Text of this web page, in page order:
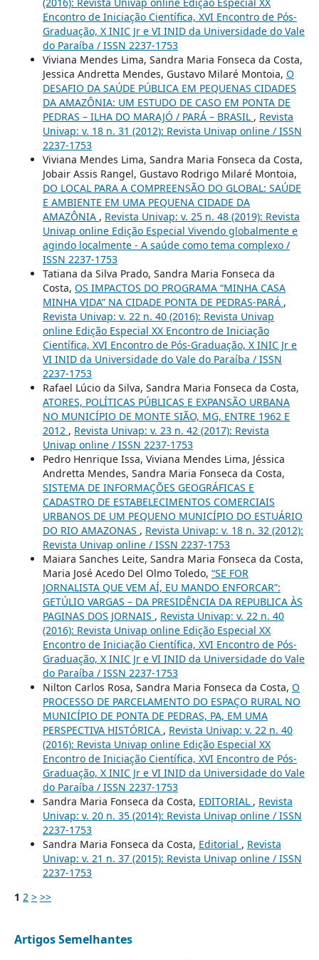
Encontro de Iniciação Científica, XVI Encontro de Pós-
Graduação, X INIC Jr e VI INID da Universidade do Vale
do Paraíba / ISSN 2237-1753
Viviana Mendes Lima, Sandra Maria Fonseca da Costa,
Jessica Andretta Mendes, Gustavo Milaré Montoia, O
DESAFIO DA SAÚDE PÚBLICA EM PEQUENAS CIDADES
DA AMAZÔNIA: UM ESTUDO DE CASO EM PONTA DE
PEDRAS – ILHA DO MARAJÓ / PARÁ – BRASIL , Revista
Univap: v. 18 n. 31 (2012): Revista Univap online / ISSN
2237-1753
Viviana Mendes Lima, Sandra Maria Fonseca da Costa,
Jobair Assis Rangel, Gustavo Rodrigo Milaré Montoia,
DO LOCAL PARA A COMPREENSÃO DO GLOBAL: SAÚDE
E AMBIENTE EM UMA PEQUENA CIDADE DA
AMAZÔNIA , Revista Univap: v. 25 n. 48 (2019): Revista
Univap online Edição Especial Vivendo globalmente e
agindo localmente - A saúde como tema complexo /
ISSN 2237-1753
Tatiana da Silva Prado, Sandra Maria Fonseca da
Costa, OS IMPACTOS DO PROGRAMA “MINHA CASA
MINHA VIDA” NA CIDADE PONTA DE PEDRAS-PARÁ ,
Revista Univap: v. 22 n. 40 (2016): Revista Univap
online Edição Especial XX Encontro de Iniciação
Científica, XVI Encontro de Pós-Graduação, X INIC Jr e
VI INID da Universidade do Vale do Paraíba / ISSN
2237-1753
Rafael Lúcio da Silva, Sandra Maria Fonseca da Costa,
ATORES, POLÍTICAS PÚBLICAS E EXPANSÃO URBANA
NO MUNICÍPIO DE MONTE SIÃO, MG, ENTRE 1962 E
2012 , Revista Univap: v. 23 n. 42 (2017): Revista
Univap online / ISSN 2237-1753
Pedro Henrique Issa, Viviana Mendes Lima, Jéssica
Andretta Mendes, Sandra Maria Fonseca da Costa,
SISTEMA DE INFORMAÇÕES GEOGRÁFICAS E
CADASTRO DE ESTABELECIMENTOS COMERCIAIS
URBANOS DE UM PEQUENO MUNICÍPIO DO ESTUÁRIO
DO RIO AMAZONAS , Revista Univap: v. 18 n. 32 (2012):
Revista Univap online / ISSN 2237-1753
Maiara Sanches Leite, Sandra Maria Fonseca da Costa,
Maria José Acedo Del Olmo Toledo, “SE FOR
JORNALISTA QUE VEM AÍ, EU MANDO ENFORCAR”:
GETÚLIO VARGAS – DA PRESIDÊNCIA DA REPUBLICA ÀS
PAGINAS DOS JORNAIS , Revista Univap: v. 22 n. 40
(2016): Revista Univap online Edição Especial XX
Encontro de Iniciação Científica, XVI Encontro de Pós-
Graduação, X INIC Jr e VI INID da Universidade do Vale
do Paraíba / ISSN 2237-1753
Nilton Carlos Rosa, Sandra Maria Fonseca da Costa, O
PROCESSO DE PARCELAMENTO DO ESPAÇO RURAL NO
MUNICÍPIO DE PONTA DE PEDRAS, PA, EM UMA
PERSPECTIVA HISTÓRICA , Revista Univap: v. 22 n. 40
(2016): Revista Univap online Edição Especial XX
Encontro de Iniciação Científica, XVI Encontro de Pós-
Graduação, X INIC Jr e VI INID da Universidade do Vale
do Paraíba / ISSN 2237-1753
Sandra Maria Fonseca da Costa, EDITORIAL , Revista
Univap: v. 20 n. 35 (2014): Revista Univap online / ISSN
2237-1753
Sandra Maria Fonseca da Costa, Editorial , Revista
Univap: v. 21 n. 37 (2015): Revista Univap online / ISSN
2237-1753
1 2 > >>
Artigos Semelhantes